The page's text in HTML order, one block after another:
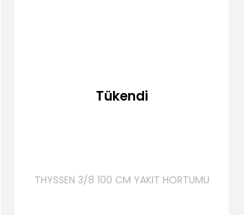
Tükendi
THYSSEN 3/8 100 CM YAKIT HORTUMU